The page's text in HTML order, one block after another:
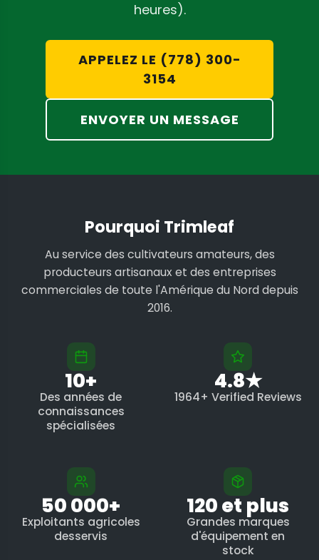
heures).
APPELEZ LE (778) 300-
3154
ENVOYER UN MESSAGE
Pourquoi Trimleaf
Au service des cultivateurs amateurs, des
producteurs artisanaux et des entreprises
commerciales de toute l'Amérique du Nord depuis
2016.
10+
Des années de
connaissances
spécialisées
4.8★
1964+ Verified Reviews
50 000+
Exploitants agricoles
desservis
120 et plus
Grandes marques
d'équipement en
stock